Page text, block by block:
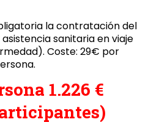
la contratación del
sanitaria en viaje
Coste: 29€ por
1.226 €